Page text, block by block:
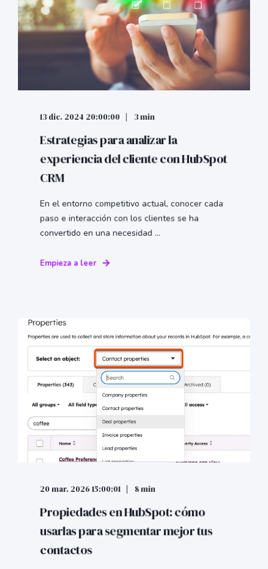
13 dic. 2024 20:00:00 3 min
Estrategias para analizar la
experiencia del cliente con HubSpot
CRM
En el entorno competitivo actual, conocer cada
paso e interacción con los clientes se ha
convertido en una necesidad ...
Empieza a leer
20 mar. 2026 15:00:01 8 min
Propiedades en HubSpot: cómo
usarlas para segmentar mejor tus
contactos